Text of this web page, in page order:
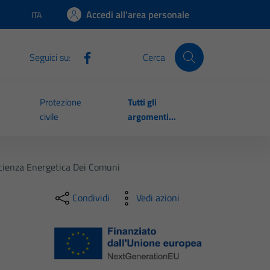
Lingua attiva:
ITA Accedi all'area personale
Seguici su: Cerca
Protezione
civile
Tutti gli
argomenti...
Energetica Dei Comuni
Condividi Vedi azioni